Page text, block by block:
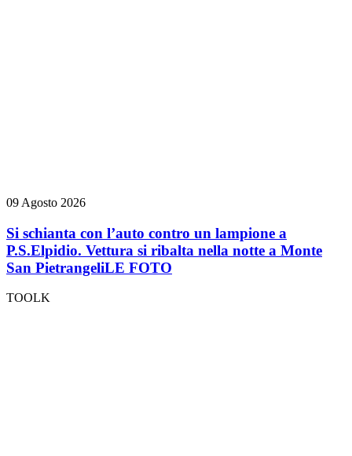
09 Agosto 2026
Si schianta con l’auto contro un lampione a
P.S.Elpidio. Vettura si ribalta nella notte a Monte
San PietrangeliLE FOTO
TOOLK